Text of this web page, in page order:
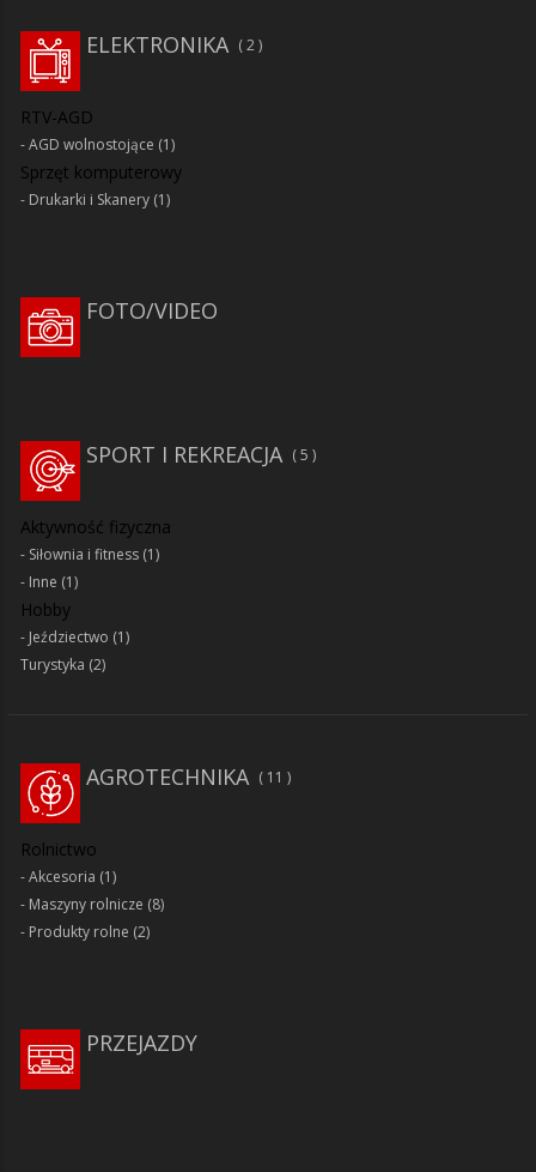
2
ELEKTRONIKA
RTV-AGD
AGD wolnostojące (1)
Sprzęt komputerowy
Drukarki i Skanery (1)
FOTO/VIDEO
SPORT I REKREACJA 5
Aktywność fizyczna
Siłownia i fitness (1)
Inne (1)
Hobby
Jeździectwo (1)
Turystyka (2)
AGROTECHNIKA 11
Rolnictwo
Akcesoria (1)
Maszyny rolnicze (8)
Produkty rolne (2)
PRZEJAZDY